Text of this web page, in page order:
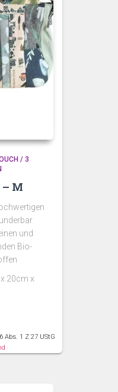
/ 3
M
und
Bio-
20cm x
Abs. 1 Z 27 UStG